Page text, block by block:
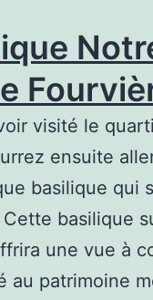
visité le
ensuite
basilique qui
basilique
une vue à
au patrimoine